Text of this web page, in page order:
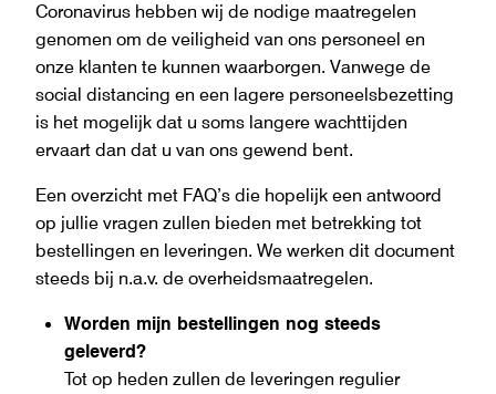
Coronavirus hebben wij de nodige maatregelen
genomen om de veiligheid van ons personeel en
onze klanten te kunnen waarborgen. Vanwege de
social distancing en een lagere personeelsbezetting
is het mogelijk dat u soms langere wachttijden
ervaart dan dat u van ons gewend bent.
Een overzicht met FAQ’s die hopelijk een antwoord
op jullie vragen zullen bieden met betrekking tot
bestellingen en leveringen. We werken dit document
steeds bij n.a.v. de overheidsmaatregelen.
Worden mijn bestellingen nog steeds
geleverd?
Tot op heden zullen de leveringen regulier